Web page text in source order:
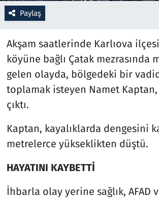
Paylaş
Akşam saatlerinde Karlıova
köyüne bağlı Çatak mezrasında
gelen olayda, bölgedeki bir
toplamak isteyen Namet Kaptan,
çıktı.
Kaptan, kayalıklarda dengesini
metrelerce yükseklikten düştü.
HAYATINI KAYBETTİ
İhbarla olay yerine sağlık, AFAD
Sağlık
Savunma Sanayi
Seçim 2023
Spor
Televizyon